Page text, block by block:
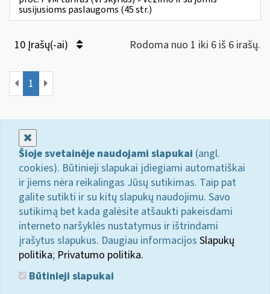
susijusioms paslaugoms (45 str.)
10 Įrašų(-ai) Rodoma nuo 1 iki 6 iš 6 irašų.
1
Šioje svetainėje naudojami slapukai (angl.
cookies). Būtinieji slapukai įdiegiami automatiškai
ir jiems nėra reikalingas Jūsų sutikimas. Taip pat
galite sutikti ir su kitų slapukų naudojimu. Savo
sutikimą bet kada galėsite atšaukti pakeisdami
interneto naršyklės nustatymus ir ištrindami
įrašytus slapukus. Daugiau informacijos Slapukų
politika; Privatumo politika.
Būtinieji slapukai